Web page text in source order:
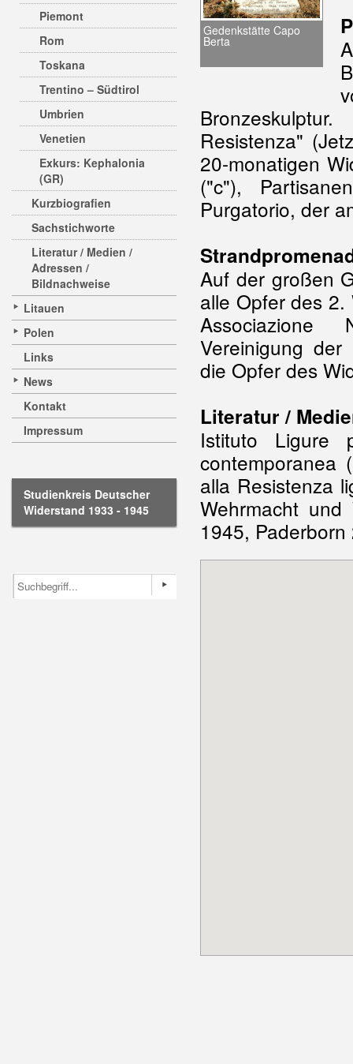
Piemont
Rom
Toskana
Trentino – Südtirol
Umbrien
Venetien
Exkurs: Kephalonia
(GR)
Kurzbiografien
Sachstichworte
Literatur / Medien /
Adressen /
Bildnachweise
Litauen
Polen
Links
News
Kontakt
Impressum
Studienkreis Deutscher
Widerstand 1933 - 1945
Gedenkstätte Capo
Berta
Resistenza"
20-monatigen
("c"),
Purgatorio, der
Auf der großen
alle Opfer des
Associazione
Vereinigung
die Opfer des
Literatur /
Istituto Ligure
contemporanea
alla Resistenza
Wehrmacht und
1945,